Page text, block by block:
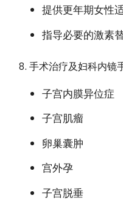
提供更年期女性
指导必要的激素
手术治疗及妇科内镜
子宫内膜异位症
子宫肌瘤
卵巢囊肿
宫外孕
子宫脱垂